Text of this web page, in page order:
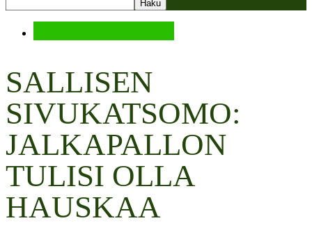
SALLISEN
SIVUKATSOMO:
JALKAPALLON
TULISI OLLA
HAUSKAA